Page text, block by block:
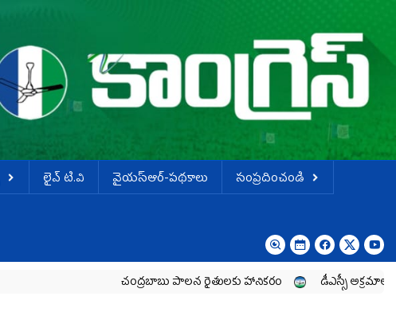
లైవ్ టి.వి వైయస్ఆర్-పథకాలు
సంప్రదించండి
చంద్రబాబు పాలన రైతులకు హానికరం డీఎస్సీ అక్రమాలపై విచారణ